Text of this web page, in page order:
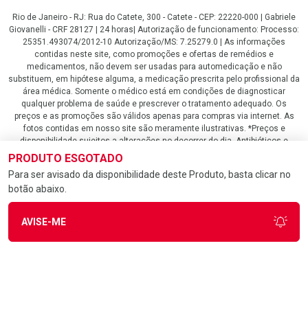
PRODUTO ESGOTADO
Para ser avisado da disponibilidade deste Produto, basta clicar no
botão abaixo.
AVISE-ME
Rio de Janeiro - RJ: Rua do Catete, 300 - Catete - CEP: 22220-000 | Gabriele
Giovanelli - CRF 28127 | 24 horas| Autorização de funcionamento: Processo:
25351.493074/2012-10 Autorização/MS: 7.25279.0 | As informações
contidas neste site, como promoções e ofertas de remédios e
medicamentos, não devem ser usadas para automedicação e não
substituem, em hipótese alguma, a medicação prescrita pelo profissional da
área médica. Somente o médico está em condições de diagnosticar
qualquer problema de saúde e prescrever o tratamento adequado. Os
preços e as promoções são válidos apenas para compras via internet. As
fotos contidas em nosso site são meramente ilustrativas. *Preços e
disponibilidade sujeitos a alterações no decorrer do dia. Antibióticos e
antimicrobianos vendas apenas em lojas físicas ou televendas. Portaria nº
344 - 01/02/1999 - Ministério da Saúde. Horário de funcionamento Central
de Vendas e Atendimento ao Cliente 4020 4404 ou 0800 282 10 10 de
LGPD Aceite os Cookies